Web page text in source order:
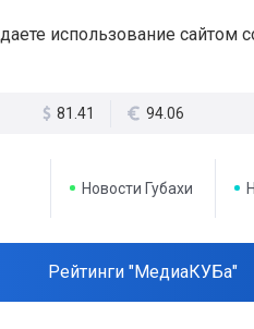
использование сайтом
81.41 94.06
Новости Губахи
Рейтинги "МедиаКУБа"